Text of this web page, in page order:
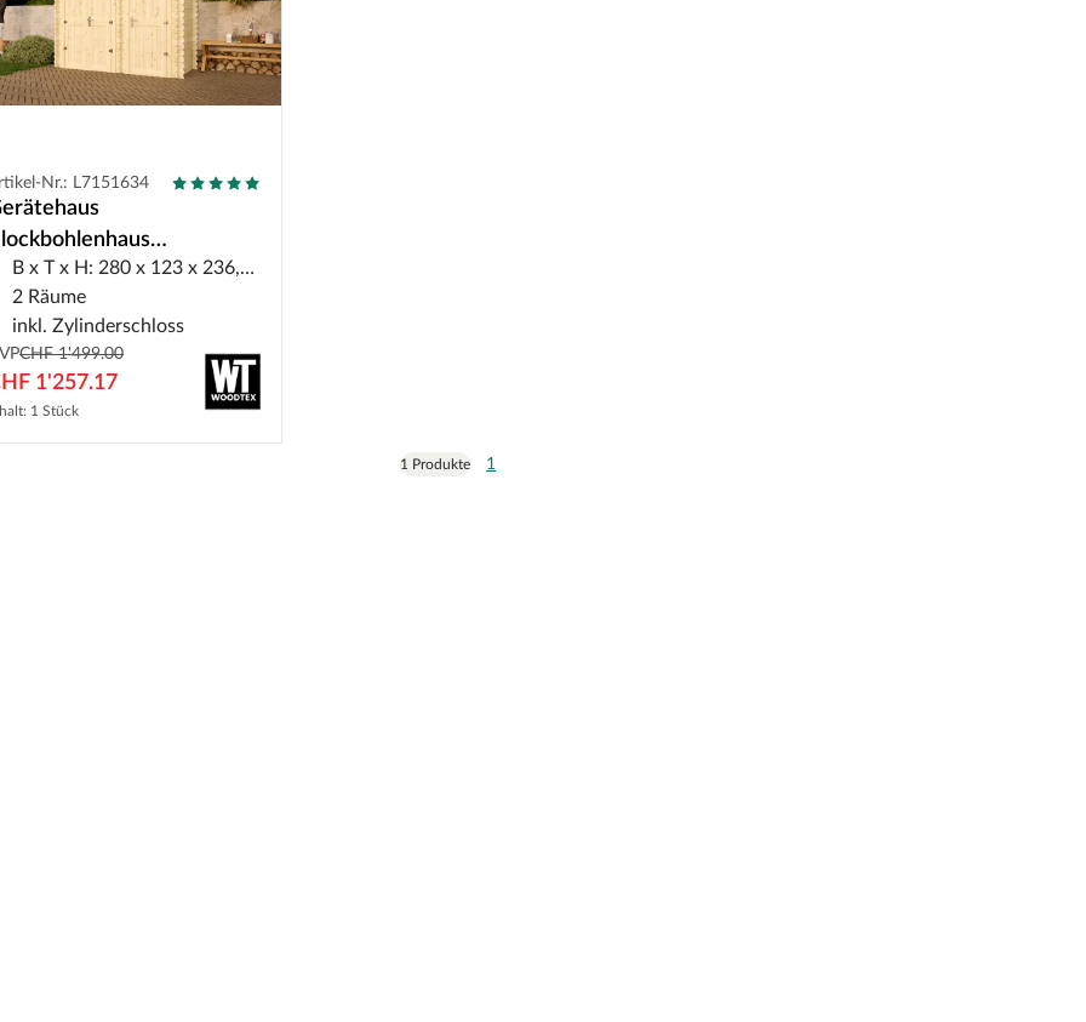
Nr.: L7151634
Barik 28 mm
B x T x H: 280 x 123 x 236,5 cm
2 Räume
inkl. Zylinderschloss
CHF 1'499.00
1'257.17
1 Stück
1 Produkte 1